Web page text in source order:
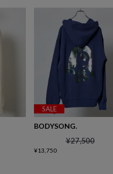
SALE
BODYSONG.
¥27,500
¥13,750